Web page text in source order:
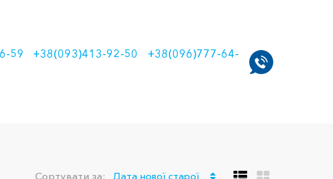
59 +38(093)413-92-50
+38(096)777-64-
Сортувати за: